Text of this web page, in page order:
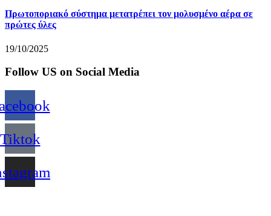
Πρωτοποριακό σύστημα μετατρέπει τον μολυσμένο αέρα σε
πρώτες ύλες
19/10/2025
Follow US on Social Media
Tiktok